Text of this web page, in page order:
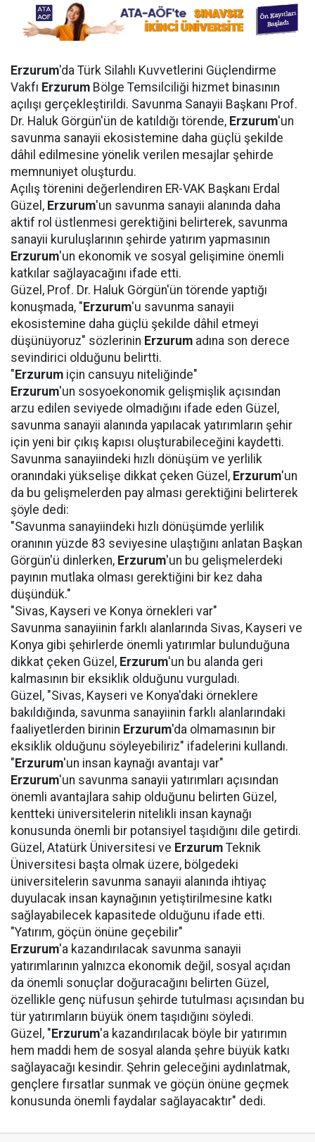
Erzurum'da Türk Silahlı Kuvvetlerini Güçlendirme
Vakfı Erzurum Bölge Temsilciliği hizmet binasının
açılışı gerçekleştirildi. Savunma Sanayii Başkanı Prof.
Dr. Haluk Görgün'ün de katıldığı törende, Erzurum'un
savunma sanayii ekosistemine daha güçlü şekilde
dâhil edilmesine yönelik verilen mesajlar şehirde
memnuniyet oluşturdu.
Açılış törenini değerlendiren ER-VAK Başkanı Erdal
Güzel, Erzurum'un savunma sanayii alanında daha
aktif rol üstlenmesi gerektiğini belirterek, savunma
sanayii kuruluşlarının şehirde yatırım yapmasının
Erzurum'un ekonomik ve sosyal gelişimine önemli
katkılar sağlayacağını ifade etti.
Güzel, Prof. Dr. Haluk Görgün'ün törende yaptığı
konuşmada, " Erzurum'u savunma sanayii
ekosistemine daha güçlü şekilde dâhil etmeyi
düşünüyoruz" sözlerinin Erzurum adına son derece
sevindirici olduğunu belirtti.
" Erzurum için cansuyu niteliğinde"
Erzurum'un sosyoekonomik gelişmişlik açısından
arzu edilen seviyede olmadığını ifade eden Güzel,
savunma sanayii alanında yapılacak yatırımların şehir
için yeni bir çıkış kapısı oluşturabileceğini kaydetti.
Savunma sanayiindeki hızlı dönüşüm ve yerlilik
oranındaki yükselişe dikkat çeken Güzel, Erzurum'un
da bu gelişmelerden pay alması gerektiğini belirterek
şöyle dedi:
"Savunma sanayiindeki hızlı dönüşümde yerlilik
oranının yüzde 83 seviyesine ulaştığını anlatan Başkan
Görgün'ü dinlerken, Erzurum'un bu gelişmelerdeki
payının mutlaka olması gerektiğini bir kez daha
düşündük."
"Sivas, Kayseri ve Konya örnekleri var"
Savunma sanayiinin farklı alanlarında Sivas, Kayseri ve
Konya gibi şehirlerde önemli yatırımlar bulunduğuna
dikkat çeken Güzel, Erzurum'un bu alanda geri
kalmasının bir eksiklik olduğunu vurguladı.
Güzel, "Sivas, Kayseri ve Konya'daki örneklere
bakıldığında, savunma sanayiinin farklı alanlarındaki
faaliyetlerden birinin Erzurum'da olmamasının bir
eksiklik olduğunu söyleyebiliriz" ifadelerini kullandı.
" Erzurum'un insan kaynağı avantajı var"
Erzurum'un savunma sanayii yatırımları açısından
önemli avantajlara sahip olduğunu belirten Güzel,
kentteki üniversitelerin nitelikli insan kaynağı
konusunda önemli bir potansiyel taşıdığını dile getirdi.
Güzel, Atatürk Üniversitesi ve Erzurum Teknik
Üniversitesi başta olmak üzere, bölgedeki
üniversitelerin savunma sanayii alanında ihtiyaç
duyulacak insan kaynağının yetiştirilmesine katkı
sağlayabilecek kapasitede olduğunu ifade etti.
"Yatırım, göçün önüne geçebilir"
Erzurum'a kazandırılacak savunma sanayii
yatırımlarının yalnızca ekonomik değil, sosyal açıdan
da önemli sonuçlar doğuracağını belirten Güzel,
özellikle genç nüfusun şehirde tutulması açısından bu
tür yatırımların büyük önem taşıdığını söyledi.
Güzel, " Erzurum'a kazandırılacak böyle bir yatırımın
hem maddi hem de sosyal alanda şehre büyük katkı
sağlayacağı kesindir. Şehrin geleceğini aydınlatmak,
gençlere fırsatlar sunmak ve göçün önüne geçmek
konusunda önemli faydalar sağlayacaktır" dedi.